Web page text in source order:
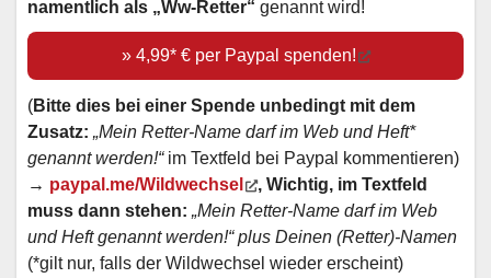
namentlich als „Ww-Retter“ genannt wird!
» 4,99* € per Paypal spenden!
(Bitte dies bei einer Spende unbedingt mit dem
Zusatz: „Mein Retter-Name darf im Web und Heft*
genannt werden!“im Textfeld bei Paypal kommentieren)
→ paypal.me/Wildwechsel
, Wichtig, im Textfeld
muss dann stehen: „Mein Retter-Name darf im Web
und Heft genannt werden!“ plus Deinen (Retter)-Namen
(*gilt nur, falls der Wildwechsel wieder erscheint)